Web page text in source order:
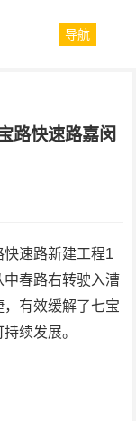
导航
路快速路嘉闵
速路新建工程1
春路右转驶入漕
有效缓解了七宝
续发展。